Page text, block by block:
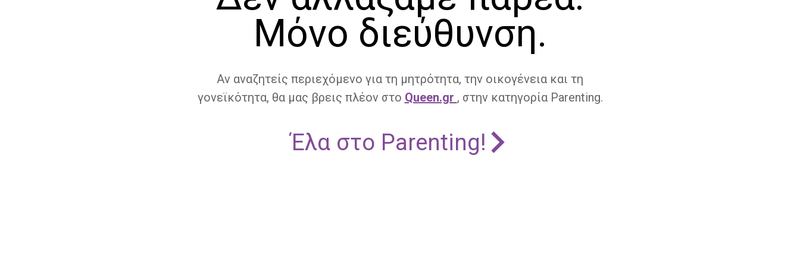
Μόνο διεύθυνση.
Αν αναζητείς περιεχόμενο για τη μητρότητα, την οικογένεια και τη
γονεϊκότητα, θα μας βρεις πλέον στο Queen.gr , στην κατηγορία Parenting.
Έλα στο Parenting!